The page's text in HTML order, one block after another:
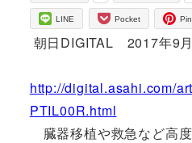
LINE Pocket
朝日DIGITAL 2017年9
http://digital.asahi.com/
PTIL00R.html
臓器移植や救急など高